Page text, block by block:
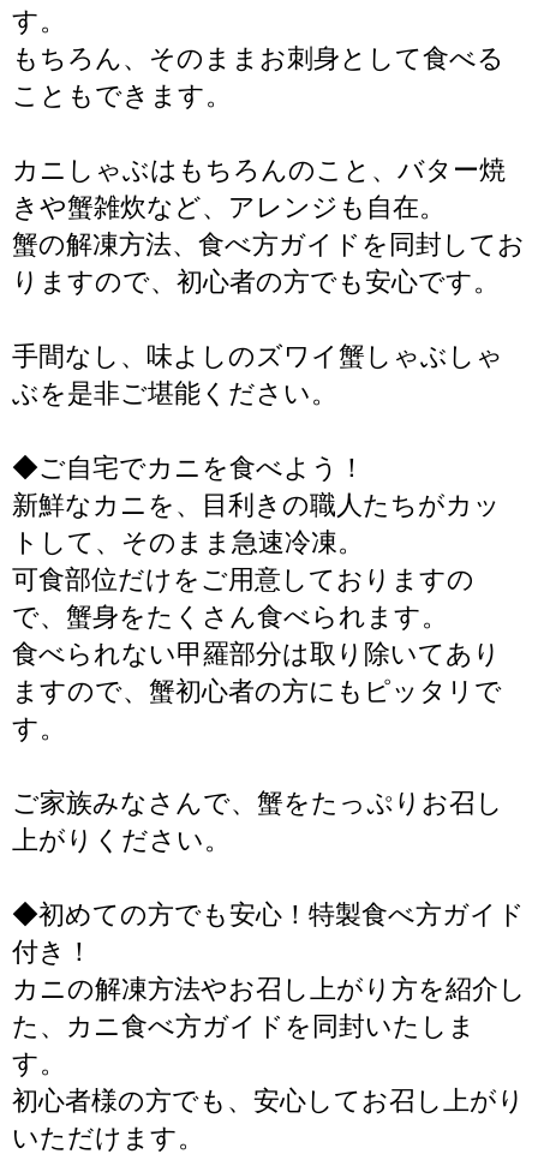
す。
もちろん、そのままお刺身として食べる
こともできます。
カニしゃぶはもちろんのこと、バター焼
きや蟹雑炊など、アレンジも自在。
蟹の解凍方法、食べ方ガイドを同封してお
りますので、初心者の方でも安心です。
手間なし、味よしのズワイ蟹しゃぶしゃ
ぶを是非ご堪能ください。
◆ご自宅でカニを食べよう！
新鮮なカニを、目利きの職人たちがカッ
トして、そのまま急速冷凍。
可食部位だけをご用意しておりますの
で、蟹身をたくさん食べられます。
食べられない甲羅部分は取り除いてあり
ますので、蟹初心者の方にもピッタリで
す。
ご家族みなさんで、蟹をたっぷりお召し
上がりください。
◆初めての方でも安心！特製食べ方ガイド
付き！
カニの解凍方法やお召し上がり方を紹介し
た、カニ食べ方ガイドを同封いたしま
す。
初心者様の方でも、安心してお召し上がり
いただけます。